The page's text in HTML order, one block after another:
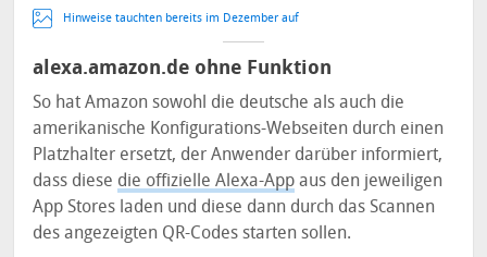
Hinweise tauchten bereits im Dezember auf
alexa.amazon.de ohne Funktion
So hat Amazon sowohl die deutsche als auch die
amerikanische Konfigurations-Webseiten durch einen
Platzhalter ersetzt, der Anwender darüber informiert,
dass diese die offizielle Alexa-App aus den jeweiligen
App Stores laden und diese dann durch das Scannen
des angezeigten QR-Codes starten sollen.